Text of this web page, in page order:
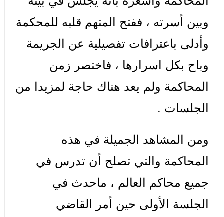
وبين أسرته ، ففتح المتهم قلبه للمحكمة
وأدلى باعترافات تفصيلية عن الجريمة
وباح بكل اسرارها ، فاختصر زمن
المحاكمة ولم يعد هناك حاجة لمزيدا من
الجلسات .
ومن المشاهد الجميلة في هذه
المحاكمة والتي تصلح أن تدرس في
جميع محاكم العالم ، ماحدث في
الجلسة الأولى حين أمر القاضي